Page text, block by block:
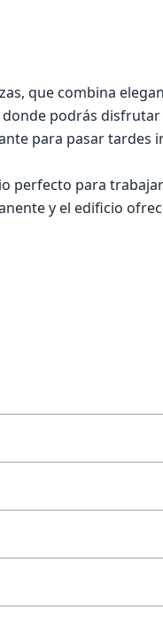
que combina
podrás
para pasar tardes
perfecto para
y el edificio